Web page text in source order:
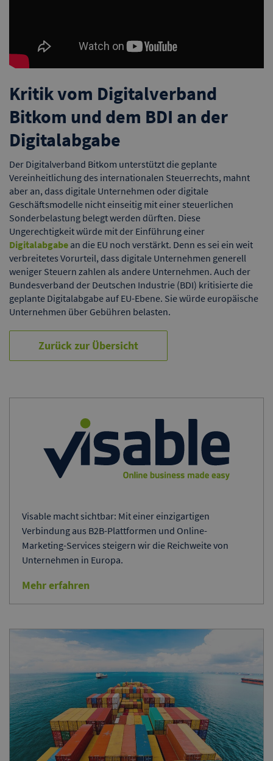
Kritik vom Digitalverband
Bitkom und dem BDI an der
Digitalabgabe
Der Digitalverband Bitkom unterstützt die geplante
Vereinheitlichung des internationalen Steuerrechts, mahnt
aber an, dass digitale Unternehmen oder digitale
Geschäftsmodelle nicht einseitig mit einer steuerlichen
Sonderbelastung belegt werden dürften. Diese
Ungerechtigkeit würde mit der Einführung einer
Digitalabgabe an die EU noch verstärkt. Denn es sei ein weit
verbreitetes Vorurteil, dass digitale Unternehmen generell
weniger Steuern zahlen als andere Unternehmen. Auch der
Bundesverband der Deutschen Industrie (BDI) kritisierte die
geplante Digitalabgabe auf EU-Ebene. Sie würde europäische
Unternehmen über Gebühren belasten.
Zurück zur Übersicht
Visable macht sichtbar: Mit einer einzigartigen
Verbindung aus B2B-Plattformen und Online-
Marketing-Services steigern wir die Reichweite von
Unternehmen in Europa.
Mehr erfahren